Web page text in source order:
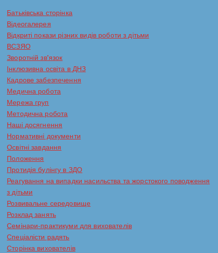
в
Батьківська сторінка
Відеогалерея
Відкриті покази різних видів роботи з дітьми
ВСЗЯО
Зворотній зв'язок
Інклюзивна освіта в ДНЗ
Кадрове забезпечення
Медична робота
Мережа груп
Методична робота
Наші досягнення
Нормативні документи
Освітні завдання
Положення
Протидія булінгу в ЗДО
Реагування на випадки насильства та жорстокого поводження
з дітьми
Розвивальне середовище
Розклад занять
Семінари-практикуми для вихователів
Спеціалісти радять
Сторінка вихователів